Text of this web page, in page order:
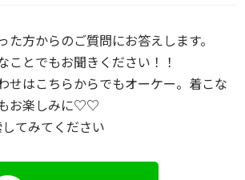
た方からのご質問にお答えします。
ことでもお聞きください！！
せはこちらからでもオーケー。着こな
お楽しみに♡♡
てみてください